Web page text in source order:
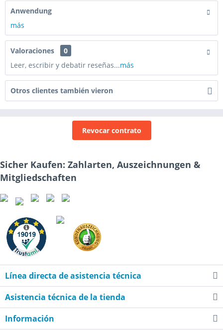
Anwendung
más
Valoraciones
0
Leer, escribir y debatir reseñas...más
Otros clientes también vieron
Revocar contrato
Sicher Kaufen: Zahlarten, Auszeichnungen &
Mitgliedschaften
Línea directa de asistencia técnica
Asistencia técnica de la tienda
Información